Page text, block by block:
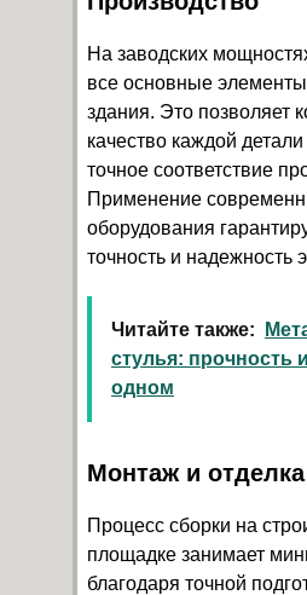
На заводских
все основные
здания. Это позволяет
качество каждой
точное соответствие
Применение
оборудования
точность и надежность
Читайте также:
стулья: прочность
одном
Монтаж и отделка
Процесс сборки на
площадке занимает
благодаря точной